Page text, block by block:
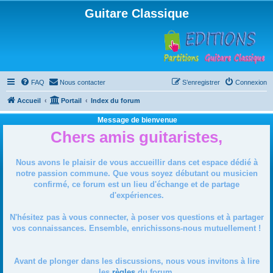
Guitare Classique
FAQ Nous contacter Connexion
S’enregistrer
Accueil Portail Index du forum
Message de bienvenue
Chers amis guitaristes,
Nous avons le plaisir de vous accueillir dans cet espace dédié à
notre passion commune. Que vous soyez débutant ou musicien
confirmé, ce forum est un lieu d'échange et de partage
d'expériences.
N'hésitez pas à vous connecter, à poser vos questions et à partager
vos connaissances. Ensemble, enrichissons-nous mutuellement !
Avant de plonger dans les discussions, nous vous invitons à lire